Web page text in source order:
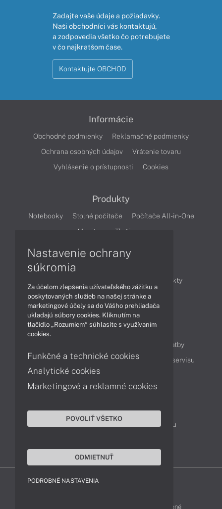
Zadajte vaše údaje a požiadavky.
Naši obchodníci vás kontaktujú,
a zodpovedia všetko čo potrebujete
v čo najkratšom čase.
Kontaktujte OBCHOD
Informácie
Obchodné podmienky
Reklamačné podmienky
Ochrana osobných údajov
Vrátenie tovaru
Vyhlásenie o prístupnosti
Cookies
Produkty
Notebooky Stolné počítače
Počítače All-in-One
Monitory
Tlačiarne
Produkty
Technológie
Videá
Obsah
Možnosti doručenia a platby
Podpora a servis
Servisné služby Cenník servisu
Kontakty
043 4224 771
Obchodné oddelenie
Reklamácia tovaru
HP-SHOP © 2012 - 2026 Všetky práva vyhradené
Nastavenie ochrany
súkromia
Za účelom zlepšenia užívateľského zážitku a
poskytovaných služieb na našej stránke a
marketingové účely sa do Vášho prehliadača
ukladajú súbory cookies. Kliknutím na
tlačidlo „Rozumiem“ súhlasíte s využívaním
cookies.
Funkčné a technické cookies
Analytické cookies
Marketingové a reklamné cookies
POVOLIŤ VŠETKO
ODMIETNUŤ
PODROBNÉ NASTAVENIA